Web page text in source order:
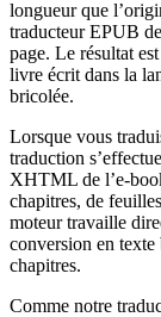
longueur que
traducteur EPUB
page. Le résultat
livre écrit dans la
bricolée.
Lorsque vous
traduction
XHTML de
chapitres, de
moteur travaille
conversion en texte
chapitres.
Comme notre